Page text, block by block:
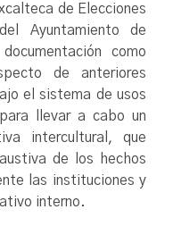
de Elecciones
Ayuntamiento de
como
de anteriores
el sistema de usos
llevar a cabo un
intercultural, que
de los hechos
las instituciones y
interno.